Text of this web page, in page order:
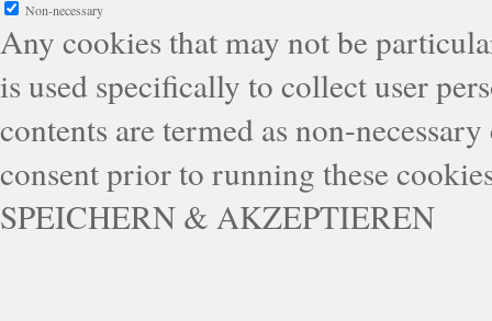
Non-necessary
Any cookies that may not be
is used specifically to collect user
contents are termed as non-
consent prior to running these
SPEICHERN & AKZEPTIEREN